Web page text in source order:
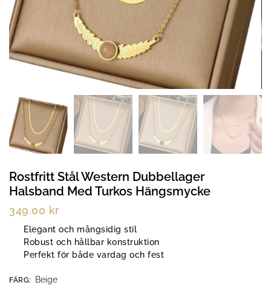
Rostfritt Stål Western Dubbellager
Halsband Med Turkos Hängsmycke
349.00 kr
Elegant och mångsidig stil
Robust och hållbar konstruktion
Perfekt för både vardag och fest
FÄRG: Beige